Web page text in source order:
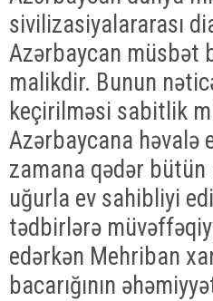
sivilizasiyalararası
Azərbaycan müsbət
malikdir. Bunun
keçirilməsi sabitlik
Azərbaycana həvalə
zamana qədər
uğurla ev sahibliyi
tədbirlərə
edərkən Mehriban
bacarığının